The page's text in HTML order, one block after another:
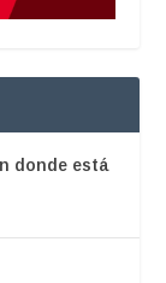
donde está